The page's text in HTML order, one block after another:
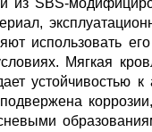
из SBS-
использовать
Мягкая
устойчивостью